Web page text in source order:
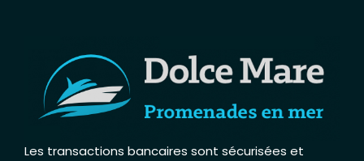
Les transactions bancaires sont sécurisées et